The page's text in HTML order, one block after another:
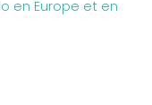
en Europe et en